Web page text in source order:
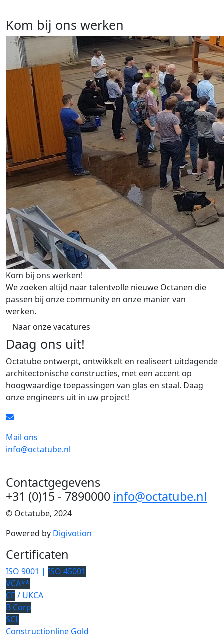
Kom bij ons werken
Kom bij ons werken!
We zoeken altijd naar talentvolle nieuwe Octanen die
passen bij onze community en onze manier van
werken.
Naar onze vacatures
Daag ons uit!
Octatube ontwerpt, ontwikkelt en realiseert uitdagende
architectonische constructies, met een accent op
hoogwaardige toepassingen van glas en staal. Daag
onze engineers uit in uw project!
Mail ons
info@octatube.nl
Contactgegevens
+31 (0)15 - 7890000 info@octatube.nl
© Octatube, 2024
Powered by Digivotion
Certificaten
ISO 9001 | ISO 45001
VCA**
CE / UKCA
B Corp
SCL
Constructionline Gold